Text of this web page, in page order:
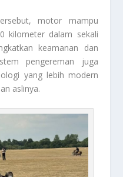
motor mampu
kilometer dalam sekali
keamanan dan
pengereman juga
yang lebih modern
aslinya.